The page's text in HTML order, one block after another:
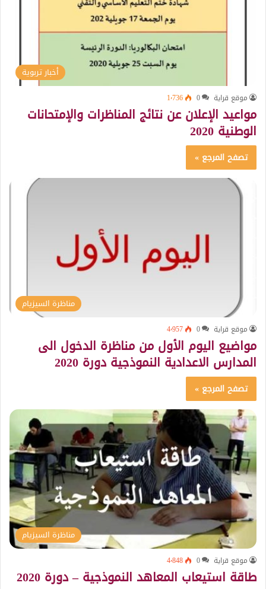
أخبار تربوية
موقع قراية 0 1٬736
مواعيد الإعلان عن نتائج المناظرات والإمتحانات
الوطنية 2020
تصفح المرجع »
مناظرة السيزيام
موقع قراية 0 4٬957
مواضيع اليوم الأول من مناظرة الدخول الى
المدارس الاعدادية النموذجية دورة 2020
تصفح المرجع »
مناظرة السيزيام
موقع قراية 0 4٬848
طاقة استيعاب المعاهد النموذجية – دورة 2020